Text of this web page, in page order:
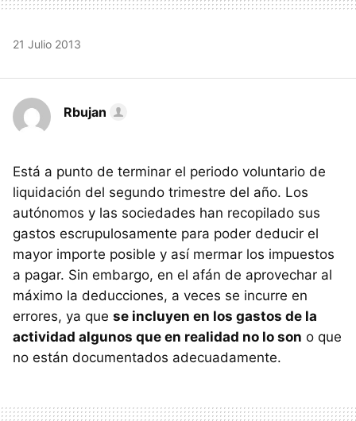
21 Julio 2013
Rbujan
Está a punto de terminar el periodo voluntario de
liquidación del segundo trimestre del año. Los
autónomos y las sociedades han recopilado sus
gastos escrupulosamente para poder deducir el
mayor importe posible y así mermar los impuestos
a pagar. Sin embargo, en el afán de aprovechar al
máximo la deducciones, a veces se incurre en
errores, ya que se incluyen en los gastos de la
actividad algunos que en realidad no lo son o que
no están documentados adecuadamente.